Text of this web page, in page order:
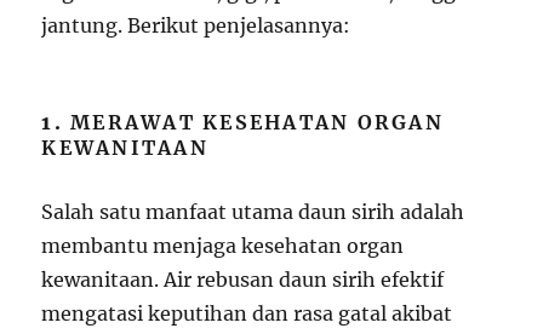
jantung. Berikut penjelasannya:
1.MERAWAT KESEHATAN ORGAN
KEWANITAAN
Salah satu manfaat utama daun sirih adalah
membantu menjaga kesehatan organ
kewanitaan. Air rebusan daun sirih efektif
mengatasi keputihan dan rasa gatal akibat